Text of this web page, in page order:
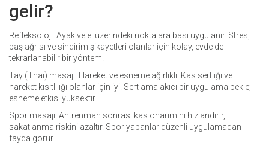
gelir?
Refleksoloji: Ayak ve el üzerindeki noktalara bası uygulanır. Stres,
baş ağrısı ve sindirim şikayetleri olanlar için kolay, evde de
tekrarlanabilir bir yöntem.
Tay (Thai) masajı: Hareket ve esneme ağırlıklı. Kas sertliği ve
hareket kısıtlılığı olanlar için iyi. Sert ama akıcı bir uygulama bekle;
esneme etkisi yüksektir.
Spor masajı: Antrenman sonrası kas onarımını hızlandırır,
sakatlanma riskini azaltır. Spor yapanlar düzenli uygulamadan
fayda görür.